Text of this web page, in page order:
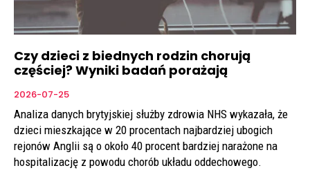
Czy dzieci z biednych rodzin chorują
częściej? Wyniki badań porażają
2026-07-25
Analiza danych brytyjskiej służby zdrowia NHS wykazała, że
dzieci mieszkające w 20 procentach najbardziej ubogich
rejonów Anglii są o około 40 procent bardziej narażone na
hospitalizację z powodu chorób układu oddechowego.